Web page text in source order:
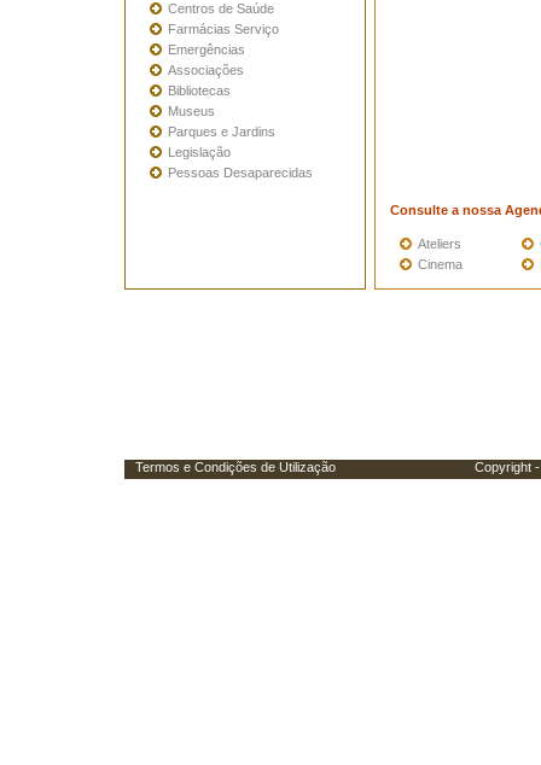
Centros de Saúde
Farmácias Serviço
Emergências
Associações
Bibliotecas
Museus
Parques e Jardins
Legislação
Pessoas Desaparecidas
Consulte a nossa
Ateliers
Cinema
Termos e Condições de Utilização Copyright -